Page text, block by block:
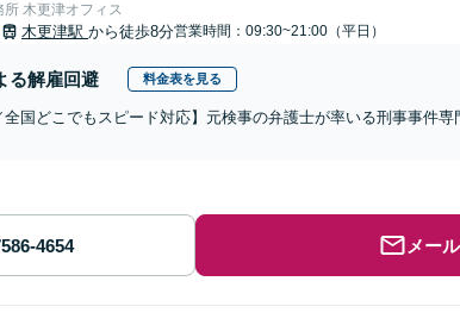
木更津オフィス
木更津駅 から徒歩8分営業時間：09:30~21:00（平日）
る解雇回避 料金表を見る
全国どこでもスピード対応】元検事の弁護士が率いる刑事事件
メー